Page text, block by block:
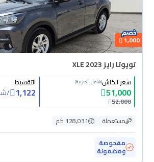
1,000
تويوتا رايز XLE 2023
سعر الكاش(شامل الضريبة)
51,000
52,000
التقسيط
1,122
/
مستعملة
128,031 كم
مفحوصة
ومضمونة